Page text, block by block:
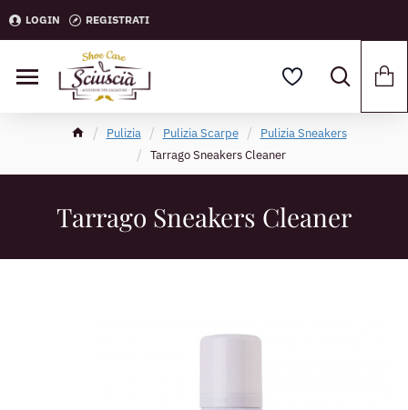
LOGIN REGISTRATI
Pulizia Pulizia Scarpe
Pulizia Sneakers
Tarrago Sneakers Cleaner
Tarrago Sneakers Cleaner